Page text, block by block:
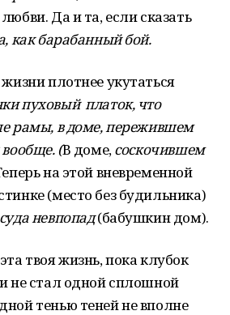
Да и та, если сказать
как барабанный бой.
плотнее укутаться
пуховый платок, что
рамы, в доме, пережившем
(В доме,соскочившем
на этой вневременной
(место без будильника)
невпопад(бабушкин дом).
твоя жизнь, пока клубок
не стал одной сплошной
тенью теней не вполне